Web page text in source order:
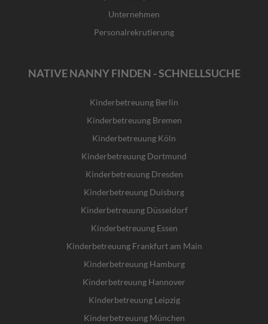
Unternehmen
Personalrekrutierung
NATIVE NANNY FINDEN - SCHNELLSUCHE
Kinderbetreuung Berlin
Kinderbetreuung Bremen
Kinderbetreuung Köln
Kinderbetreuung Dortmund
Kinderbetreuung Dresden
Kinderbetreuung Duisburg
Kinderbetreuung Düsseldorf
Kinderbetreuung Essen
Kinderbetreuung Frankfurt am Main
Kinderbetreuung Hamburg
Kinderbetreuung Hannover
Kinderbetreuung Leipzig
Kinderbetreuung München